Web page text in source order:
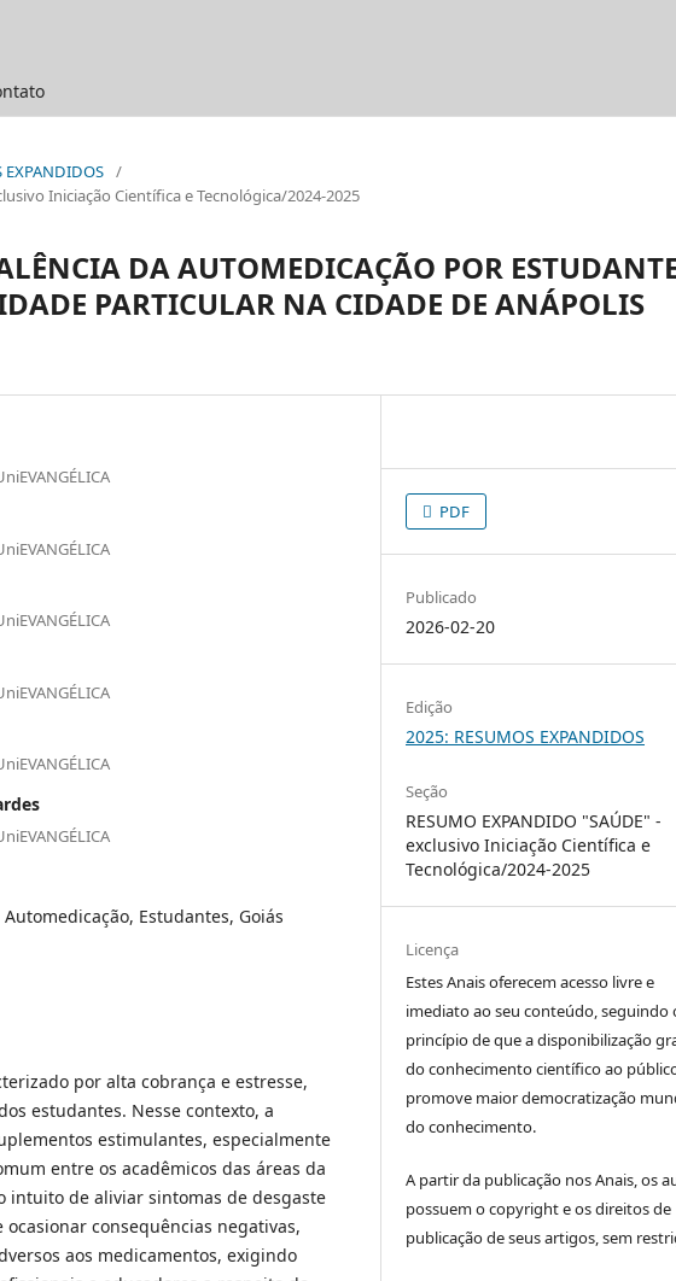
EXPANDIDOS /
Iniciação Científica e Tecnológica/2024-2025
DA AUTOMEDICAÇÃO POR
PARTICULAR NA CIDADE DE ANÁPOLIS
Estudantes, Goiás
por alta cobrança e estresse,
estudantes. Nesse contexto, a
estimulantes, especialmente
entre os acadêmicos das áreas da
intuito de aliviar sintomas de desgaste
consequências negativas,
aos medicamentos, exigindo
PDF
Publicado
2026-02-20
Edição
2025: RESUMOS EXPANDIDOS
Seção
RESUMO EXPANDIDO "SAÚDE" -
exclusivo Iniciação Científica e
Tecnológica/2024-2025
Licença
Estes Anais oferecem acesso livre e
imediato ao seu conteúdo, seguindo
princípio de que a disponibilização
do conhecimento científico ao
promove maior democratização
do conhecimento.
A partir da publicação nos Anais, os
possuem o copyright e os direitos de
publicação de seus artigos, sem